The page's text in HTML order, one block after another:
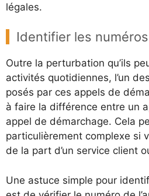
légales.
Identifier les
Outre la perturbation qu’ils
activités quotidiennes, l’un
posés par ces appels de
à faire la différence entre un
appel de démarchage. Cela
particulièrement complexe si
de la part d’un service client
Une astuce simple pour